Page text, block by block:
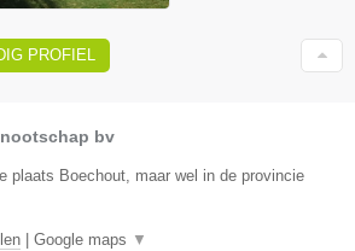
PROFIEL
bv
plaats Boechout, maar wel in de provincie
Google maps ▼